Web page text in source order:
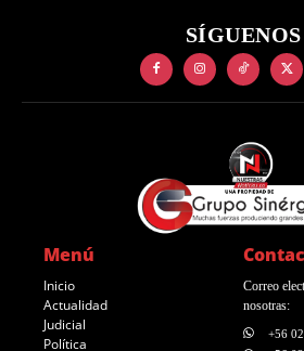
SÍGUENOS
Menú
Inicio
Actualidad
Judicial
Política
Correo
nosotras:
+56